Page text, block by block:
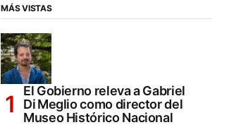
MÁS VISTAS
El Gobierno releva a Gabriel
Di Meglio como director del
Museo Histórico Nacional